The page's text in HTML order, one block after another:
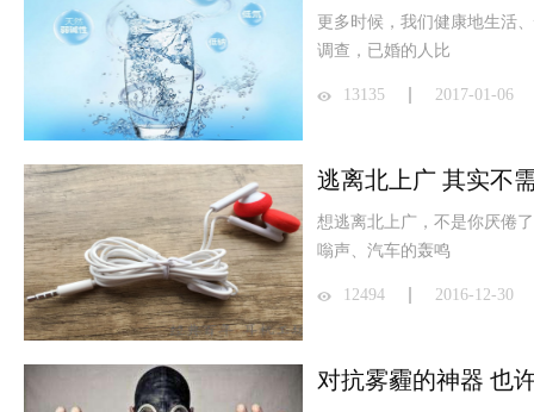
更多时候，我们健康地生活
调查，已婚的人比
13135 2017-01-06
逃离北上广 其实不
想逃离北上广，不是你厌倦
嗡声、汽车的轰鸣
12494 2016-12-30
对抗雾霾的神器 也